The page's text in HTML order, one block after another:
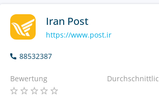
Iran Post
https://www.post.ir
88532387
Bewertung